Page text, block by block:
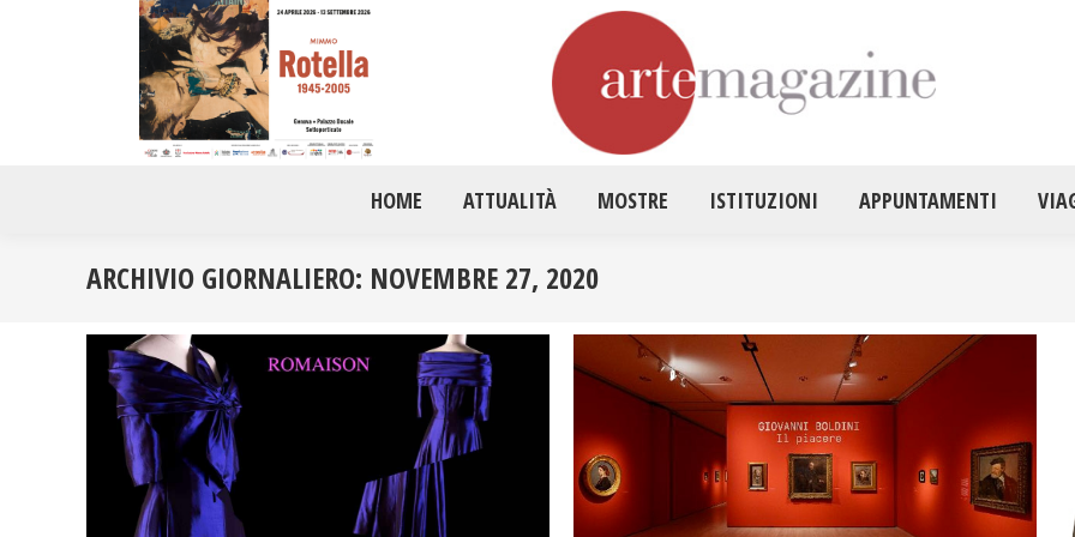
HOME ATTUALITÀ MOSTRE ISTITUZIONI APPUNTAMENTI
ARCHIVIO GIORNALIERO: NOVEMBRE 27, 2020
HOME